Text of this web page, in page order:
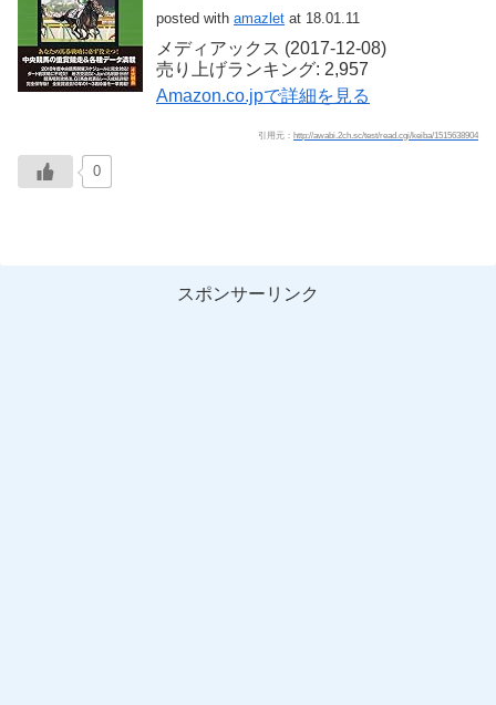
posted with amazlet at 18.01.11
メディアックス (2017-12-08)
売り上げランキング: 2,957
Amazon.co.jpで詳細を見る
引用元： http://awabi.2ch.sc/test/read.cgi/keiba/1515638904
0
スポンサーリンク